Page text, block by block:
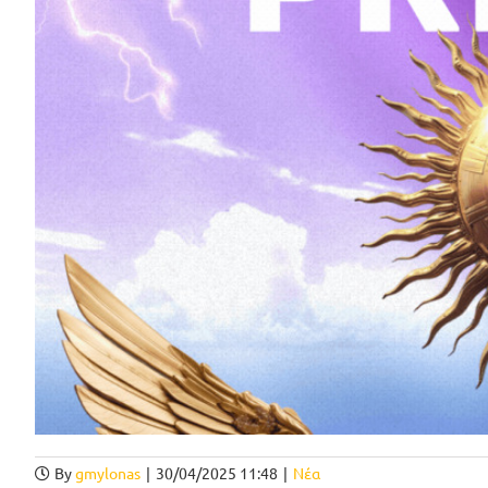
Bygmylonas | 30/04/2025 11:48 | Νέα